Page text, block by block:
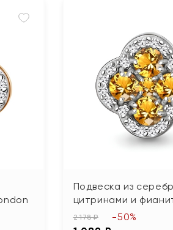
Подвеска из
цитринами и
2 178 ₽ -50%